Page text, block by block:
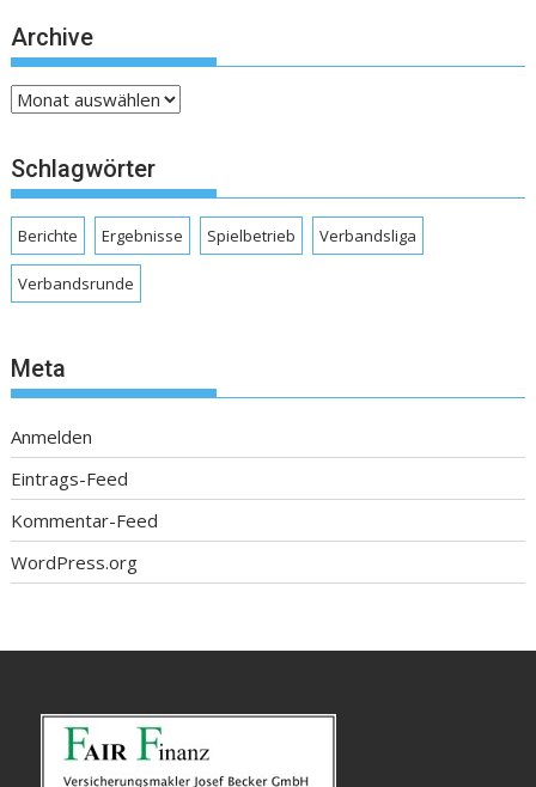
Archive
Archive
Schlagwörter
Berichte Ergebnisse Spielbetrieb Verbandsliga
Verbandsrunde
Meta
Anmelden
Eintrags-Feed
Kommentar-Feed
WordPress.org